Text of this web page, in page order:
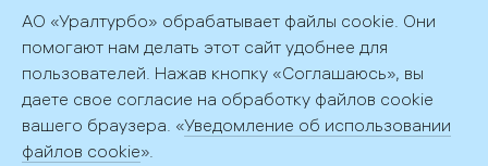
©2026 АО «Уралтурбо»
Политика обработки персональных данных
АО «Уралтурбо» обрабатывает файлы cookie. Они
помогают нам делать этот сайт удобнее для
пользователей. Нажав кнопку «Соглашаюсь», вы
даете свое согласие на обработку файлов cookie
вашего браузера. «Уведомление об использовании
файлов cookie».